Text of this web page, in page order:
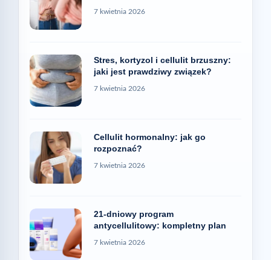
7 kwietnia 2026
Stres, kortyzol i cellulit brzuszny:
jaki jest prawdziwy związek?
7 kwietnia 2026
Cellulit hormonalny: jak go
rozpoznać?
7 kwietnia 2026
21-dniowy program
antycellulitowy: kompletny plan
7 kwietnia 2026